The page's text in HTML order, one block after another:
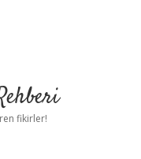
fikirler!